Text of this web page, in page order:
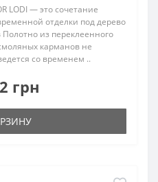
LODI — это сочетание
отделки под дерево
из переклеенного
карманов не
со временем ..
грн